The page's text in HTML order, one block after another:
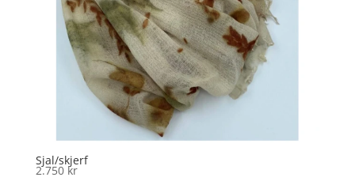
Sjal/skjerf
2.750 kr